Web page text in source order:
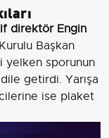
direktör Engin
Başkan
yelken sporunun
getirdi. Yarışa
ise plaket